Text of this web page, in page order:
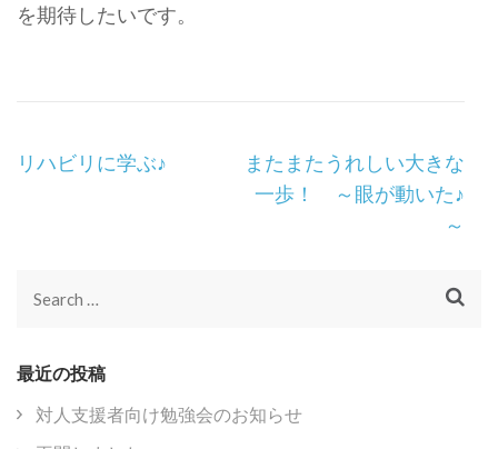
を期待したいです。
Post
リハビリに学ぶ♪
またまたうれしい大きな
一歩！ ～眼が動いた♪
～
Search
最近の投稿
対人支援者向け勉強会のお知らせ